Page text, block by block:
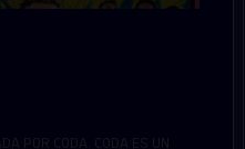
POR CODA. CODA ES UN